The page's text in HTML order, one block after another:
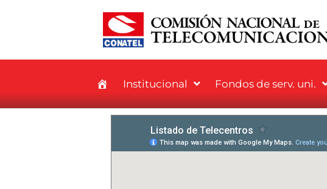
Institucional Fondos de serv. uni.